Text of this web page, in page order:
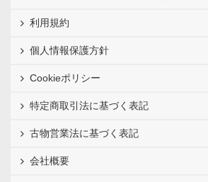
利用規約
個人情報保護方針
Cookieポリシー
特定商取引法に基づく表記
古物営業法に基づく表記
会社概要